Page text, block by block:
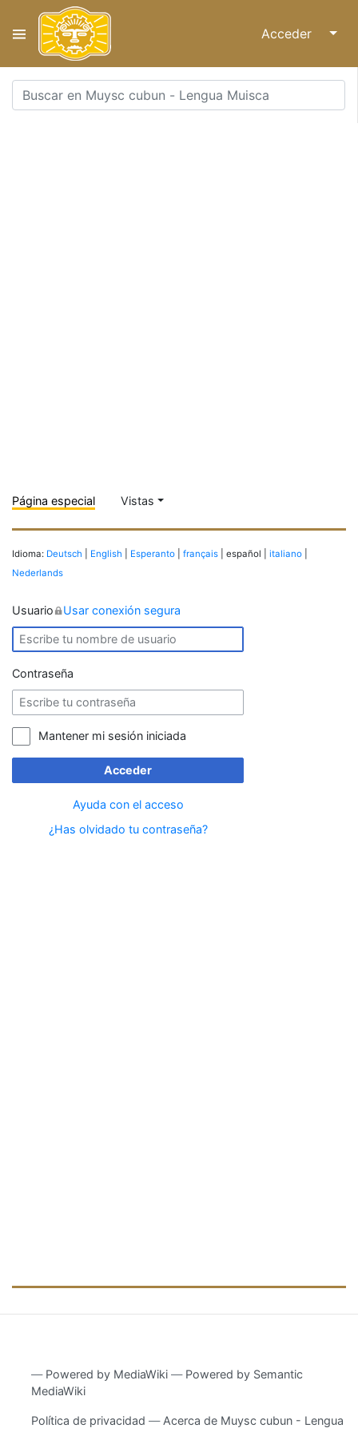
Acceder ↓
Página especial Vistas
Idioma: Deutsch English Esperanto français | español | italiano
Nederlands
Usuario Usar conexión segura
Contraseña
Mantener mi sesión iniciada
Acceder
Ayuda con el acceso
¿Has olvidado tu contraseña?
― Powered by MediaWiki ― Powered by Semantic
MediaWiki
Política de privacidad
Acerca de Muysc cubun - Lengua